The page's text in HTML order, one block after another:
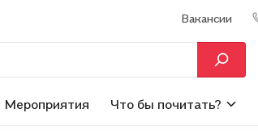
Вакансии
Мероприятия Что бы почитать?